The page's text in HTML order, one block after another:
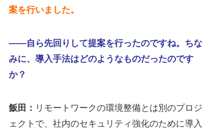
案を行いました。
――自ら先回りして提案を行ったのですね。ちな
みに、導入手法はどのようなものだったのです
か？
飯田： リモートワークの環境整備とは別のプロジ
ェクトで、社内のセキュリティ強化のために導入